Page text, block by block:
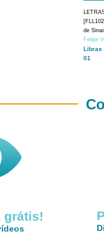
de
Felipe
Libras
01
grátis!